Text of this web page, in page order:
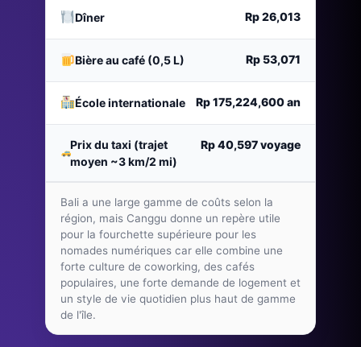
Dîner Rp 26,013
Bière au café (0,5 L) Rp 53,071
École internationale Rp 175,224,600an
Prix du taxi (trajet
moyen ~3 km/2 mi)
Rp 40,597voyage
Bali a une large gamme de coûts selon la
région, mais Canggu donne un repère utile
pour la fourchette supérieure pour les
nomades numériques car elle combine une
forte culture de coworking, des cafés
populaires, une forte demande de logement et
un style de vie quotidien plus haut de gamme
de l'île.